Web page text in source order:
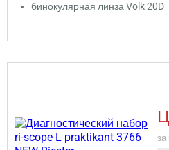
бинокулярная линза Volk 20D
за